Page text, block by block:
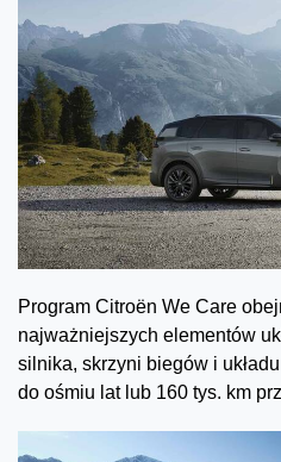
Program Citroën We Care
najważniejszych elementów
silnika, skrzyni biegów i
do ośmiu lat lub 160 tys. km